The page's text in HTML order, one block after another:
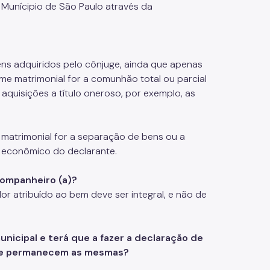
de São Paulo através da
adquiridos pelo cônjuge, ainda que apenas
matrimonial for a comunhão total ou parcial
a título oneroso, por exemplo, as
for a separação de bens ou a
do declarante.
(a)?
atribuído ao bem deve ser integral, e não de
e terá que a fazer a declaração de
as mesmas?